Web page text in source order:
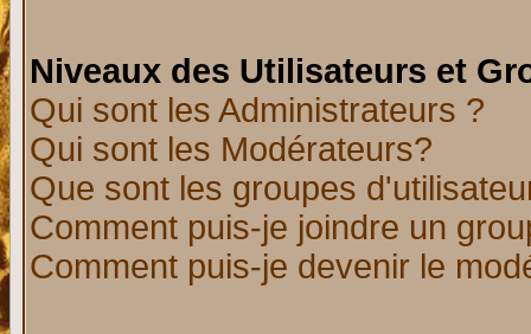
Niveaux des Utilisateurs et
Qui sont les Administrateurs ?
Qui sont les Modérateurs?
Que sont les groupes
Comment puis-je joindre un
Comment puis-je devenir le